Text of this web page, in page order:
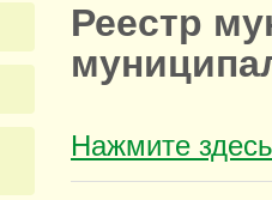
Реестр
Нажмите